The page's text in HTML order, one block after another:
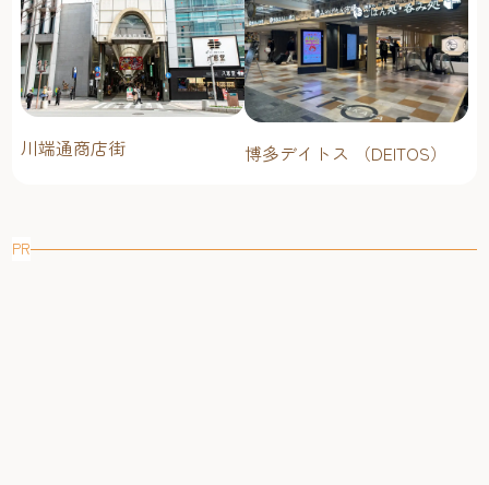
川端通商店街 博多デイトス （DEITOS）
PR